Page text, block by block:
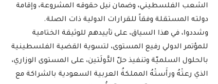
الشعب الفلسطيني، وضمان نيل حقوقه المشروعة، وإقامة
دولته المستقلة وفقاً للقرارات الدولية ذات الصلة.
وشددوا، في هذا السياق، على تأييدهم للوثيقة الختامية
للمؤتمر الدولي رفيع المستوى، لتسوية القضية الفلسطينية
بالحلول السلميّة وتنفيذ حلّ الدَّولَتين، على المستوى الوزاري،
الذي رعتْهُ ورأَستْهُ المملكةُ العربية السعودية بالشراكة مع